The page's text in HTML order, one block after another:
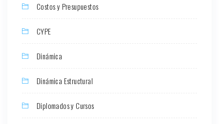
Costos y Presupuestos
CYPE
Dinámica
Dinámica Estructural
Diplomados y Cursos